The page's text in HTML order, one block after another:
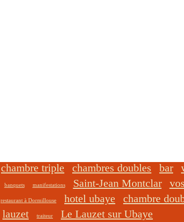
chambre triple chambres doubles bar
banquets manifestations Saint-Jean Montclar
restaurant à Dormillouse hotel ubaye chambre
lauzet
traiteur Le Lauzet sur Ubaye